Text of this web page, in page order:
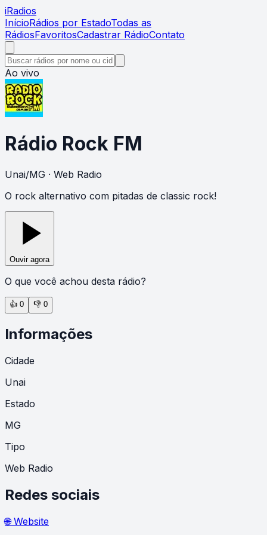
iRadios
InícioRádios por EstadoTodas as
RádiosFavoritosCadastrar RádioContato
Ao vivo
Rádio Rock FM
Unai/MG · Web Radio
O rock alternativo com pitadas de classic rock!
Ouvir agora
O que você achou desta rádio?
👍 0 👎 0
Informações
Cidade
Unai
Estado
MG
Tipo
Web Radio
Redes sociais
🌐 Website